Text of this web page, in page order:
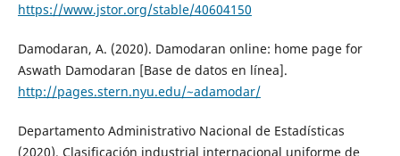
https://www.jstor.org/stable/40604150
Damodaran, A. (2020). Damodaran online: home page for
Aswath Damodaran [Base de datos en línea].
http://pages.stern.nyu.edu/~adamodar/
Departamento Administrativo Nacional de Estadísticas
(2020). Clasificación industrial internacional uniforme de